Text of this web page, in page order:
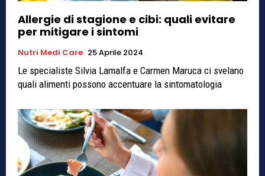
Allergie di stagione e cibi: quali evitare
per mitigare i sintomi
Nutri Medi Care 25 Aprile 2024
Le specialiste Silvia Lamalfa e Carmen Maruca ci svelano
quali alimenti possono accentuare la sintomatologia